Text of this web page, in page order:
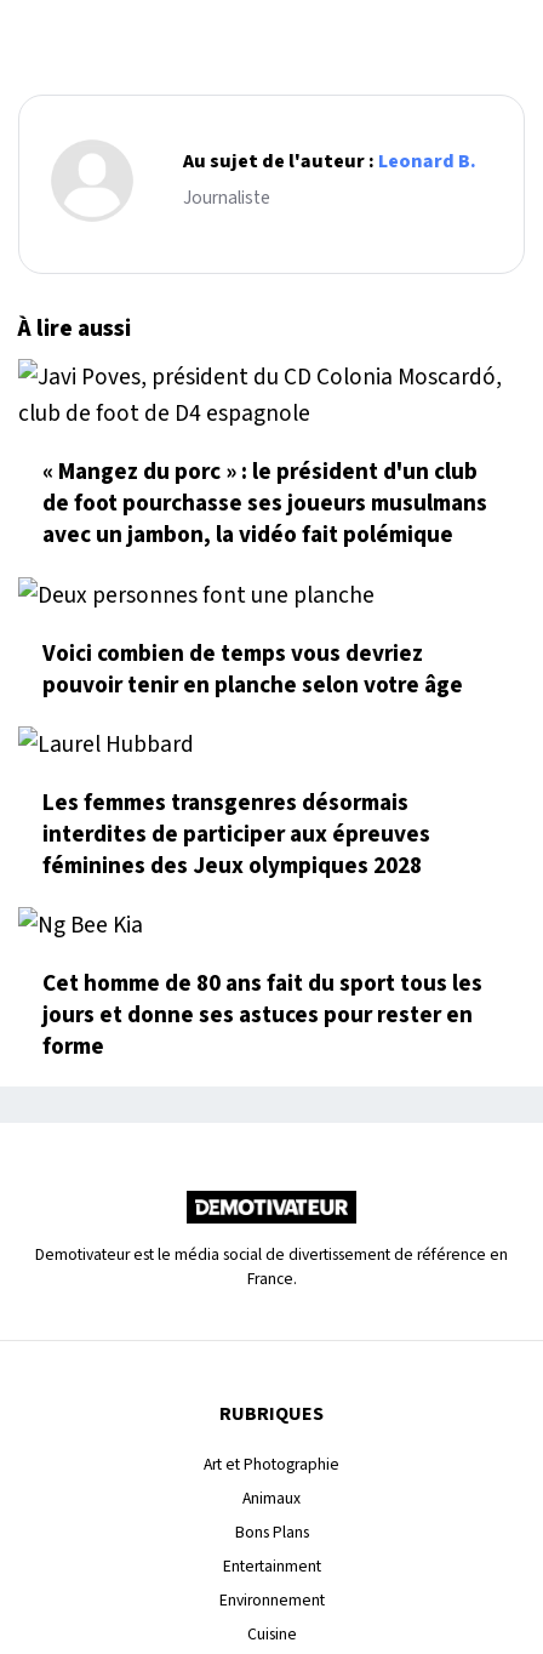
Au sujet de l'auteur : Leonard B.
Journaliste
À lire aussi
« Mangez du porc » : le président d'un club
de foot pourchasse ses joueurs musulmans
avec un jambon, la vidéo fait polémique
Voici combien de temps vous devriez
pouvoir tenir en planche selon votre âge
Les femmes transgenres désormais
interdites de participer aux épreuves
féminines des Jeux olympiques 2028
Cet homme de 80 ans fait du sport tous les
jours et donne ses astuces pour rester en
forme
Demotivateur est le média social de divertissement de référence en
France.
RUBRIQUES
Art et Photographie
Animaux
Bons Plans
Entertainment
Environnement
Cuisine